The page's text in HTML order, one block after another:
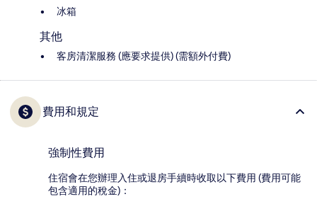
冰箱
其他
客房清潔服務 (應要求提供) (需額外付費)
費用和規定
強制性費用
住宿會在您辦理入住或退房手續時收取以下費用 (費用可能
包含適用的稅金)：